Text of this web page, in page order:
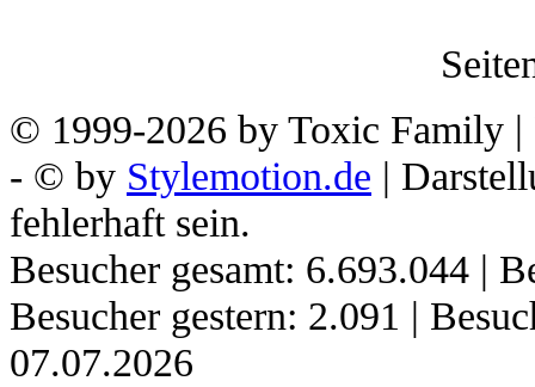
© 1999-2026 by Toxic Family |
- © by Stylemotion.de |
fehlerhaft sein.
Besucher gesamt: 6.693.044 |
Besucher gestern: 2.091 |
07.07.2026